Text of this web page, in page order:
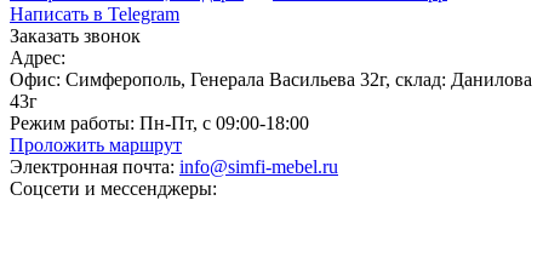
Написать в Telegram
Заказать звонок
Адрес:
Офис: Симферополь, Генерала Васильева 32г, склад: Данилова
43г
Режим работы: Пн-Пт, с 09:00-18:00
Проложить маршрут
Электронная почта: info@simfi-mebel.ru
Соцсети и мессенджеры: